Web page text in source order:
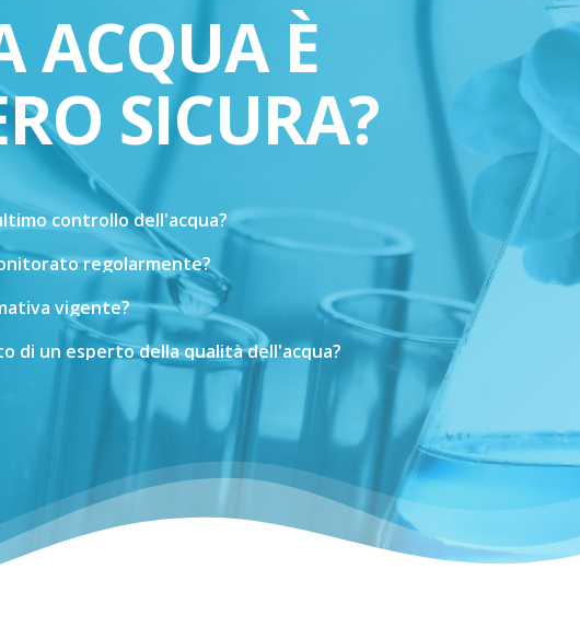
ACQUA È
SICURA?
controllo dell'acqua?
regolarmente?
vigente?
di un espertodellaqualitàdell'acqua?